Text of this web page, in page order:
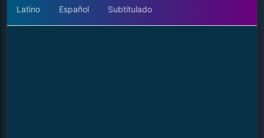
Latino Español Subtitulado